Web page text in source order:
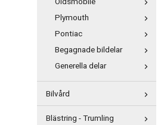
Plymouth
Pontiac
Begagnade bildelar
Generella delar
Bilvård
Blästring - Trumling